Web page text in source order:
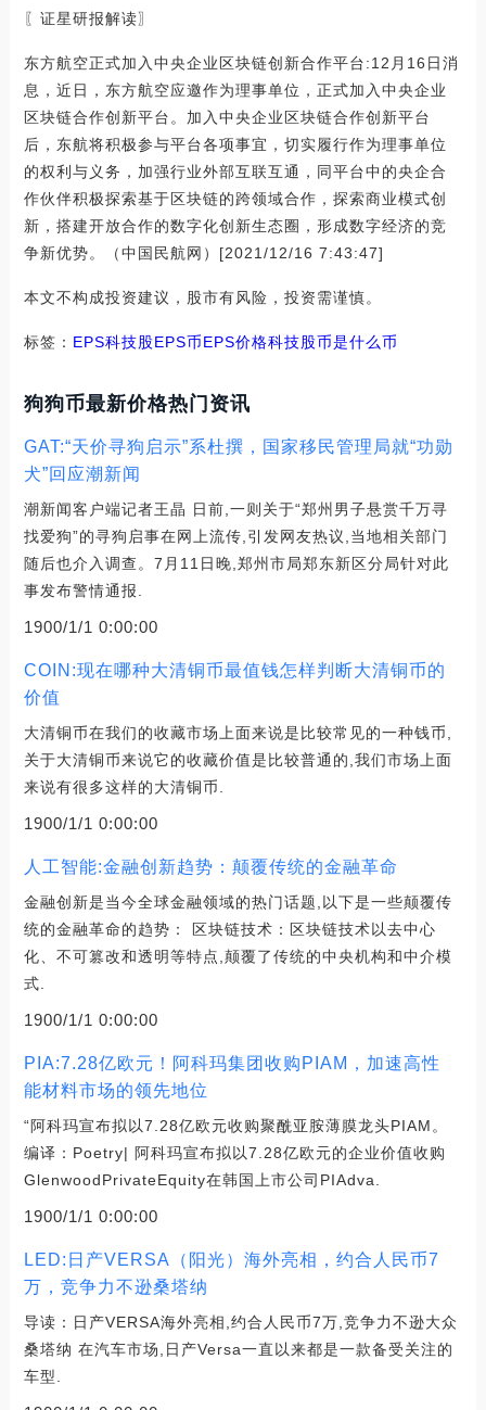
〖证星研报解读〗
东方航空正式加入中央企业区块链创新合作平台:12月16日消
息，近日，东方航空应邀作为理事单位，正式加入中央企业
区块链合作创新平台。加入中央企业区块链合作创新平台
后，东航将积极参与平台各项事宜，切实履行作为理事单位
的权利与义务，加强行业外部互联互通，同平台中的央企合
作伙伴积极探索基于区块链的跨领域合作，探索商业模式创
新，搭建开放合作的数字化创新生态圈，形成数字经济的竞
争新优势。（中国民航网）[2021/12/16 7:43:47]
本文不构成投资建议，股市有风险，投资需谨慎。
标签： EPS科技股EPS币EPS价格科技股币是什么币
狗狗币最新价格热门资讯
GAT:“天价寻狗启示”系杜撰，国家移民管理局就“功勋
犬”回应潮新闻
潮新闻客户端记者王晶 日前,一则关于“郑州男子悬赏千万寻
找爱狗”的寻狗启事在网上流传,引发网友热议,当地相关部门
随后也介入调查。7月11日晚,郑州市局郑东新区分局针对此
事发布警情通报.
1900/1/1 0:00:00
COIN:现在哪种大清铜币最值钱怎样判断大清铜币的
价值
大清铜币在我们的收藏市场上面来说是比较常见的一种钱币,
关于大清铜币来说它的收藏价值是比较普通的,我们市场上面
来说有很多这样的大清铜币.
1900/1/1 0:00:00
人工智能:金融创新趋势：颠覆传统的金融革命
金融创新是当今全球金融领域的热门话题,以下是一些颠覆传
统的金融革命的趋势： 区块链技术：区块链技术以去中心
化、不可篡改和透明等特点,颠覆了传统的中央机构和中介模
式.
1900/1/1 0:00:00
PIA:7.28亿欧元！阿科玛集团收购PIAM，加速高性
能材料市场的领先地位
“阿科玛宣布拟以7.28亿欧元收购聚酰亚胺薄膜龙头PIAM。
编译：Poetry| 阿科玛宣布拟以7.28亿欧元的企业价值收购
GlenwoodPrivateEquity在韩国上市公司PIAdva.
1900/1/1 0:00:00
LED:日产VERSA（阳光）海外亮相，约合人民币7
万，竞争力不逊桑塔纳
导读：日产VERSA海外亮相,约合人民币7万,竞争力不逊大众
桑塔纳 在汽车市场,日产Versa一直以来都是一款备受关注的
车型.